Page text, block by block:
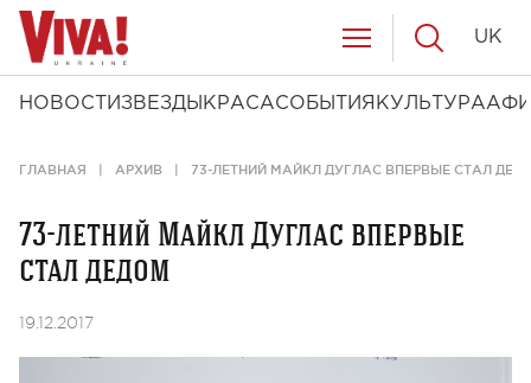
НОВОСТИ ЗВЕЗДЫ КРАСАСОБЫТИЯ КУЛЬТУРА
UK
ГЛАВНАЯ АРХИВ 73-ЛЕТНИЙ МАЙКЛ ДУГЛАС ВПЕРВЫЕ СТАЛ
73-летний Майкл Дуглас впервые
стал дедом
19.12.2017